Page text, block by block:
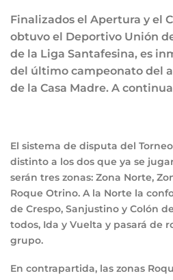
Finalizados el Apertura y el
obtuvo el Deportivo Unión
de la Liga Santafesina, es
del último campeonato del
de la Casa Madre. A
El sistema de disputa del
distinto a los dos que ya se
serán tres zonas: Zona Norte,
Roque Otrino. A la Norte la
de Crespo, Sanjustino y Colón
todos, Ida y Vuelta y pasará de
grupo.
En contrapartida, las zonas